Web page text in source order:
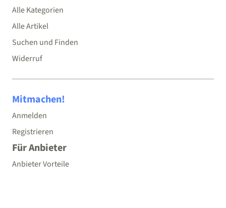
Alle Kategorien
Alle Artikel
Suchen und Finden
Widerruf
Mitmachen!
Anmelden
Registrieren
Für Anbieter
Anbieter Vorteile